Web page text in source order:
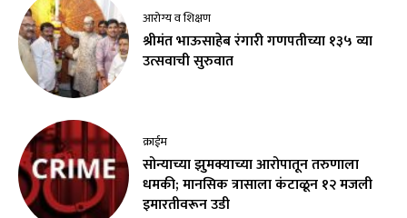
आरोग्य व शिक्षण
श्रीमंत भाऊसाहेब रंगारी गणपतीच्या १३५ व्या
उत्सवाची सुरुवात
क्राईम
सोन्याच्या झुमक्याच्या आरोपातून तरुणाला
धमकी; मानसिक त्रासाला कंटाळून १२ मजली
इमारतीवरून उडी